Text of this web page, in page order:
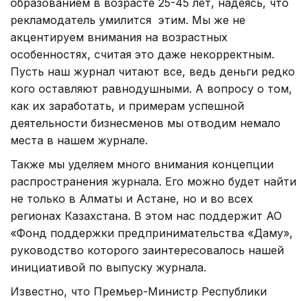
образованием в возрасте 25-45 лет, надеясь, что
рекламодатель умилится этим. Мы же не
акцентируем внимания на возрастных
особенностях, считая это даже некорректным.
Пусть наш журнал читают все, ведь деньги редко
кого оставляют равнодушными. А вопросу о том,
как их заработать, и примерам успешной
деятельности бизнесменов мы отводим немало
места в нашем журнале.
Также мы уделяем много внимания концепции
распространения журнала. Его можно будет найти
не только в Алматы и Астане, но и во всех
регионах Казахстана. В этом нас поддержит АО
«Фонд поддержки предпринимательства «Даму»,
руководство которого заинтересовалось нашей
инициативой по выпуску журнала.
Известно, что Премьер-Министр Республики